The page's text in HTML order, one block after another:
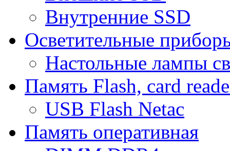
Внутренние SSD
Осветительные
Настольные лампы
Память Flash, card
USB Flash Netac
Память оперативная